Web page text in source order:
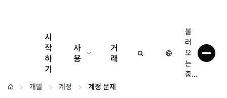
시
작
하
기
사
용
구성
거
래
불
러
오
는
중...
개발
계정 계정 문제